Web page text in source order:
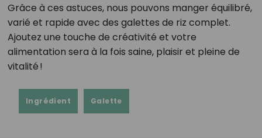
Grâce à ces astuces, nous pouvons manger équilibré,
varié et rapide avec des galettes de riz complet.
Ajoutez une touche de créativité et votre
alimentation sera à la fois saine, plaisir et pleine de
vitalité !
Ingrédient Galette